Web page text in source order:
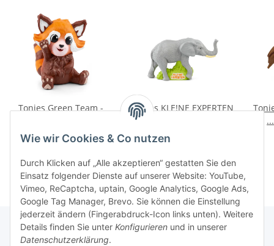
Wie wir Cookies & Co nutzen
Durch Klicken auf „Alle akzeptieren“ gestatten Sie den
Einsatz folgender Dienste auf unserer Website: YouTube,
Vimeo, ReCaptcha, uptain, Google Analytics, Google Ads,
Google Tag Manager, Brevo. Sie können die Einstellung
jederzeit ändern (Fingerabdruck-Icon links unten). Weitere
Details finden Sie unter Konfigurieren und in unserer
Datenschutzerklärung.
Tonies Green Team -
Land mit Nina dem
roten Panda
16,99 € *
Tonies KLE!NE EXPERTEN
... begleiten Elefanten
16,99 €